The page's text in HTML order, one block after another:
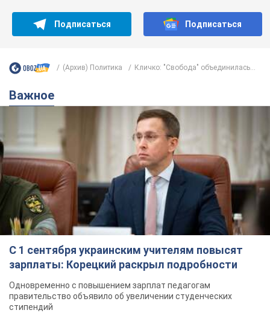
Подписаться Подписаться
(Архив) Политика Кличко: "Свобода" объединилась...
Важное
С 1 сентября украинским учителям повысят
зарплаты: Корецкий раскрыл подробности
Одновременно с повышением зарплат педагогам
правительство объявило об увеличении студенческих
стипендий